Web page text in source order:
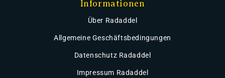
Informationen
Über Radaddel
Allgemeine Geschäftsbedingungen
Datenschutz Radaddel
Impressum Radaddel